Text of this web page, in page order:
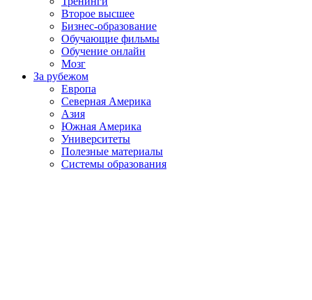
Второе высшее
Бизнес-образование
Обучающие фильмы
Обучение онлайн
Мозг
За рубежом
Европа
Северная Америка
Азия
Южная Америка
Университеты
Полезные материалы
Системы образования